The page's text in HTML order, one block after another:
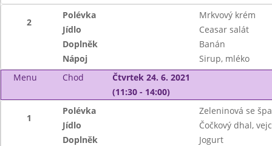
2
Polévka
Mrkvový krém
Jídlo
Ceasar salát
Doplněk
Banán
Nápoj
Sirup, mléko
Menu
Chod
Čtvrtek 24. 6. 2021
(11:30 - 14:00)
1
Polévka
Zeleninová se
Jídlo
Čočkový dhal,
Doplněk
Jogurt